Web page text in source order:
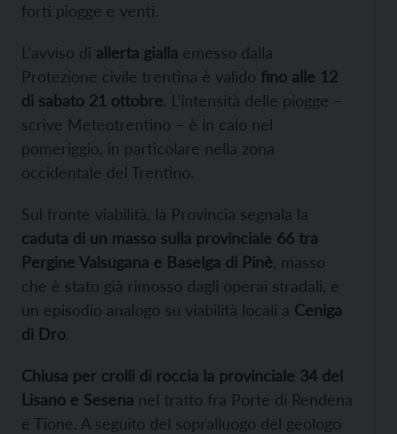
forti piogge e venti.
L’avviso di allerta gialla emesso dalla
Protezione civile trentina è valido fino alle 12
di sabato 21 ottobre. L’intensità delle piogge –
scrive Meteotrentino – è in calo nel
pomeriggio, in particolare nella zona
occidentale del Trentino.
Sul fronte viabilità, la Provincia segnala la
caduta di un masso sulla provinciale 66 tra
Pergine Valsugana e Baselga di Pinè, masso
che è stato già rimosso dagli operai stradali, e
un episodio analogo su viabilità locali a Ceniga
di Dro.
Chiusa per crolli di roccia la provinciale 34 del
Lisano e Sesena nel tratto fra Porte di Rendena
e Tione. A seguito del sopralluogo del geologo